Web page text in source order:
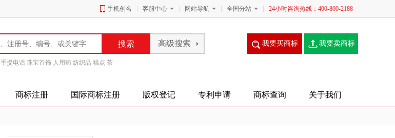
手机创名 客服中心 网站导航 全国分站 24小时咨询热线：400-800-2188
手提电话 珠宝首饰 人用药 纺织品 糕点 茶
我要买商标 我要卖商标
商标注册 国际商标注册 版权登记 专利申请 商标查询 关于我们